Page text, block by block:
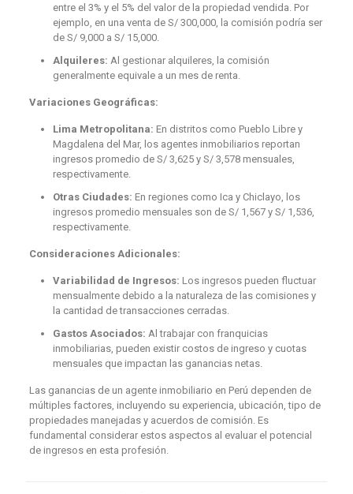
entre el 3% y el 5% del valor de la propiedad vendida. Por
ejemplo, en una venta de S/ 300,000, la comisión podría ser
de S/ 9,000 a S/ 15,000.
Alquileres: Al gestionar alquileres, la comisión
generalmente equivale a un mes de renta.
Variaciones Geográficas:
Lima Metropolitana: En distritos como Pueblo Libre y
Magdalena del Mar, los agentes inmobiliarios reportan
ingresos promedio de S/ 3,625 y S/ 3,578 mensuales,
respectivamente.
Otras Ciudades: En regiones como Ica y Chiclayo, los
ingresos promedio mensuales son de S/ 1,567 y S/ 1,536,
respectivamente.
Consideraciones Adicionales:
Variabilidad de Ingresos: Los ingresos pueden fluctuar
mensualmente debido a la naturaleza de las comisiones y
la cantidad de transacciones cerradas.
Gastos Asociados: Al trabajar con franquicias
inmobiliarias, pueden existir costos de ingreso y cuotas
mensuales que impactan las ganancias netas.
Las ganancias de un agente inmobiliario en Perú dependen de
múltiples factores, incluyendo su experiencia, ubicación, tipo de
propiedades manejadas y acuerdos de comisión. Es
fundamental considerar estos aspectos al evaluar el potencial
de ingresos en esta profesión.